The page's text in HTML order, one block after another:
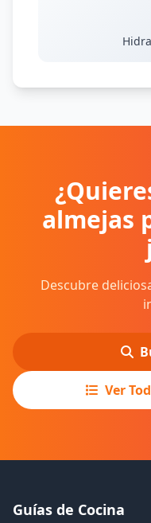
almejas
Descubre
Ver
Guías de Cocina